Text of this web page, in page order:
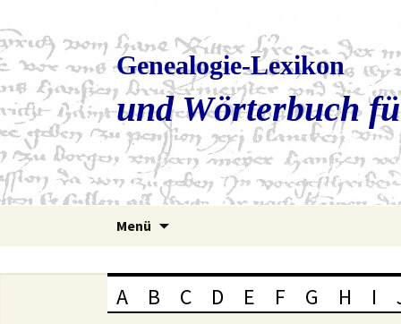
Genealogie-Lexikon
und Wörterbuch
Menü
A B C D E F G H I